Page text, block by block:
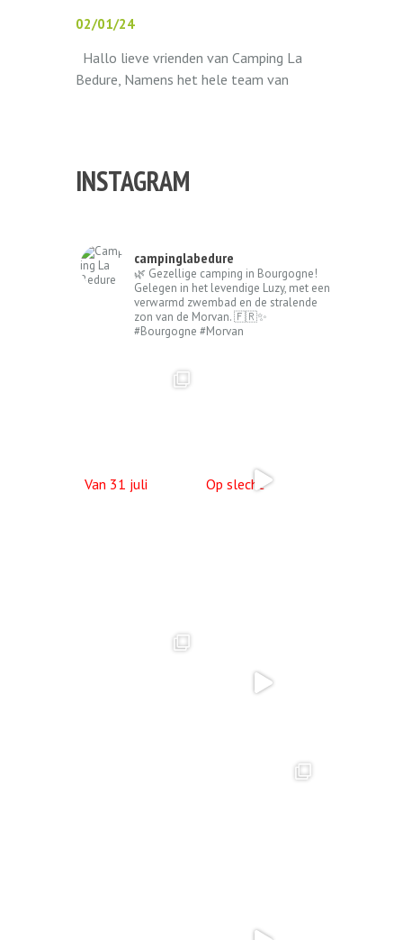
02/01/24
Hallo lieve vrienden van Camping La
Bedure, Namens het hele team van
INSTAGRAM
campinglabedure
🌿 Gezellige camping in Bourgogne!
Gelegen in het levendige Luzy, met een
verwarmd zwembad en de stralende
zon van de Morvan. 🇫🇷✨
#Bourgogne #Morvan
Van 31 juli Op slecht